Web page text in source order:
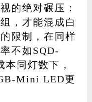
的绝对碾压：
，才能混成白
限制，在同样
不如SQD-
同灯数下，
Mini LED更